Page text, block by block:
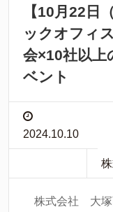
【10月22日
ックオフィ
会×10社以上
ベント
2024.10.10
株式会社 大塚